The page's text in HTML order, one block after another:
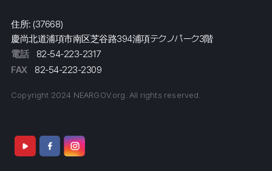
住所: (37668)
慶尚北道浦項市南区芝谷路394浦項テクノパーク3階
電話
82-54-223-2317
FAX
82-54-223-2309
Copyright 2024 NEARGOV.org. All rights reserved.